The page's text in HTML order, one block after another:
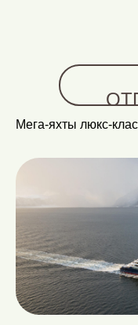
Мега-яхты люкс-